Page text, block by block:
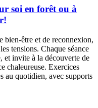
soi en forêt ou à
bien-être et de reconnexion,
tensions. Chaque séance
et invite à la découverte de
chaleureuse. Exercices
au quotidien, avec supports